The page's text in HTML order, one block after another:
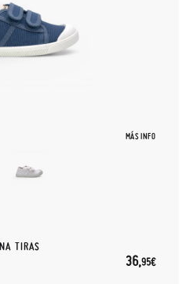
MÁS INFO
TIRAS
36,95€